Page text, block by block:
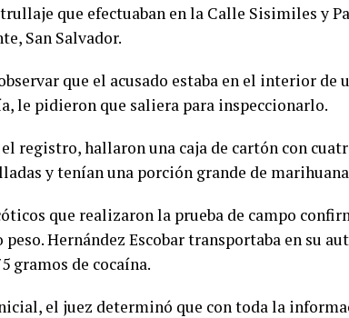
que efectuaban en la Calle Sisimiles y
San Salvador.
que el acusado estaba en el interior de
le pidieron que saliera para inspeccionarlo.
registro, hallaron una caja de cartón con
y tenían una porción grande de
que realizaron la prueba de campo
peso. Hernández Escobar transportaba en su
gramos de cocaína.
el juez determinó que con toda la